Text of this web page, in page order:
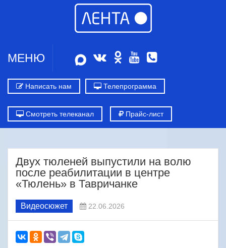
МЕНЮ
Написать нам Телепрограмма
Смотреть телеканал Прайс-лист
Двух тюленей выпустили на волю
после реабилитации в центре
«Тюлень» в Тавричанке
Видеосюжет 22.06.2026